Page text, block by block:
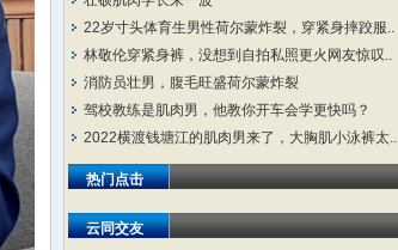
22岁寸头体育生男性荷尔蒙炸裂，穿紧身摔跤服..
林敬伦穿紧身裤，没想到自拍私照更火网友惊叹..
消防员壮男，腹毛旺盛荷尔蒙炸裂
驾校教练是肌肉男，他教你开车会学更快吗？
2022横渡钱塘江的肌肉男来了，大胸肌小泳裤太..
热门点击
云同交友